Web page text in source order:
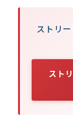
ストリ
スト